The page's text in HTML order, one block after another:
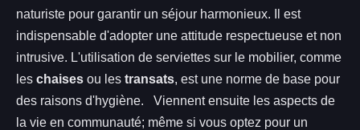
naturiste pour garantir un séjour harmonieux. Il est
indispensable d'adopter une attitude respectueuse et non
intrusive. L'utilisation de serviettes sur le mobilier, comme
les chaises ou les transats, est une norme de base pour
des raisons d'hygiène. Viennent ensuite les aspects de
la vie en communauté; même si vous optez pour un